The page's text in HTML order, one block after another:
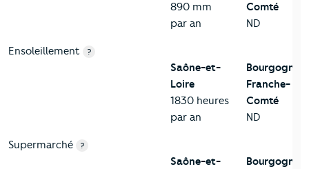
890 mm
par an
Comté
ND
Ensoleillement ?
Saône-et-
Loire
1830 heures
par an
Bourgogne-
Franche-
Comté
ND
Supermarché ?
Saône-et-
Bourgogne-